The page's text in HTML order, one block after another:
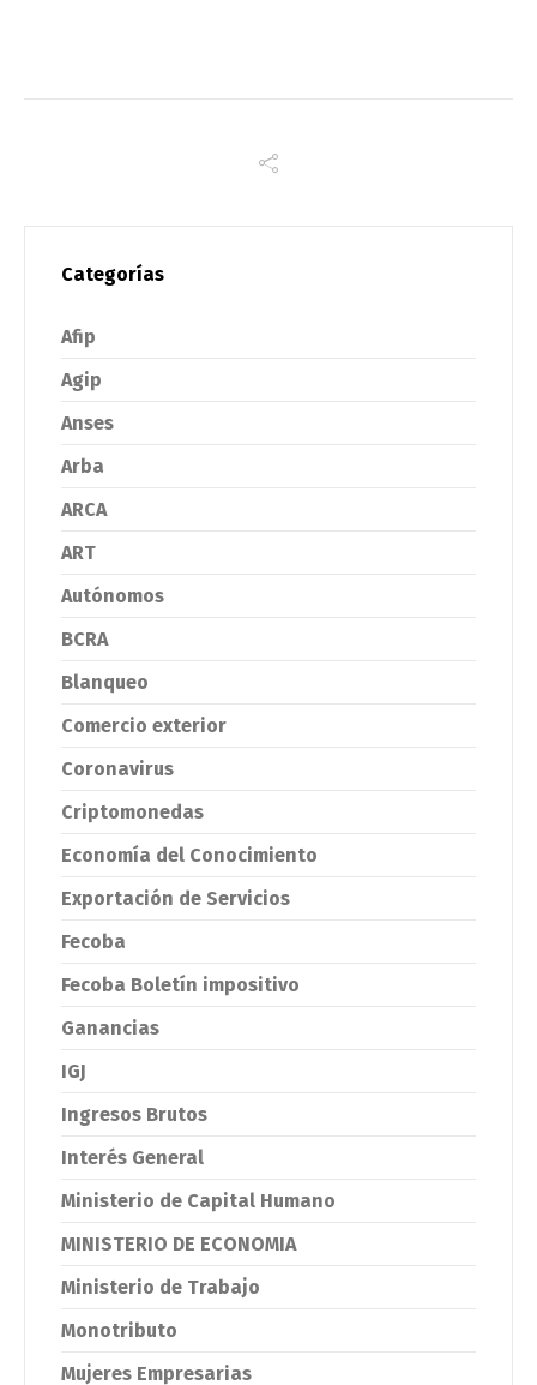
Categorías
Afip
Agip
Anses
Arba
ARCA
ART
Autónomos
BCRA
Blanqueo
Comercio exterior
Coronavirus
Criptomonedas
Economía del Conocimiento
Exportación de Servicios
Fecoba
Fecoba Boletín impositivo
Ganancias
IGJ
Ingresos Brutos
Interés General
Ministerio de Capital Humano
MINISTERIO DE ECONOMIA
Ministerio de Trabajo
Monotributo
Mujeres Empresarias